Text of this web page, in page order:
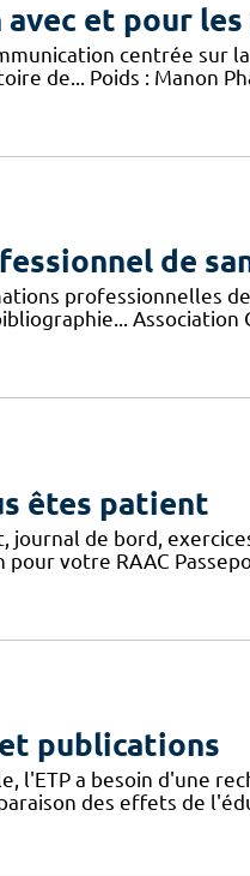
et pour
centrée sur
de... Poids : Manon
de
professionnelles
êtes patient
journal de bord,
pour votre RAAC
publications
l'ETP a besoin d'une
des effets de